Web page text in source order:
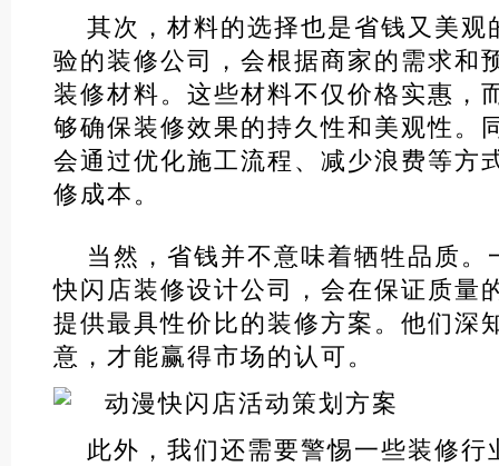
其次，材料的选择也是省钱又美观
验的装修公司，会根据商家的需求和
装修材料。这些材料不仅价格实惠，
够确保装修效果的持久性和美观性。
会通过优化施工流程、减少浪费等方
修成本。
当然，省钱并不意味着牺牲品质。
快闪店装修设计公司，会在保证质量
提供最具性价比的装修方案。他们深
意，才能赢得市场的认可。
此外，我们还需要警惕一些装修行